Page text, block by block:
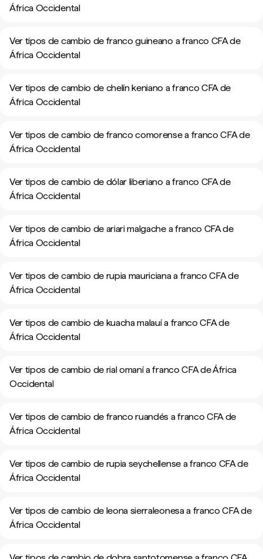
África Occidental
Ver tipos de cambio de franco guineano a franco CFA de
África Occidental
Ver tipos de cambio de chelín keniano a franco CFA de
África Occidental
Ver tipos de cambio de franco comorense a franco CFA de
África Occidental
Ver tipos de cambio de dólar liberiano a franco CFA de
África Occidental
Ver tipos de cambio de ariari malgache a franco CFA de
África Occidental
Ver tipos de cambio de rupia mauriciana a franco CFA de
África Occidental
Ver tipos de cambio de kuacha malauí a franco CFA de
África Occidental
Ver tipos de cambio de rial omaní a franco CFA de África
Occidental
Ver tipos de cambio de franco ruandés a franco CFA de
África Occidental
Ver tipos de cambio de rupia seychellense a franco CFA de
África Occidental
Ver tipos de cambio de leona sierraleonesa a franco CFA de
África Occidental